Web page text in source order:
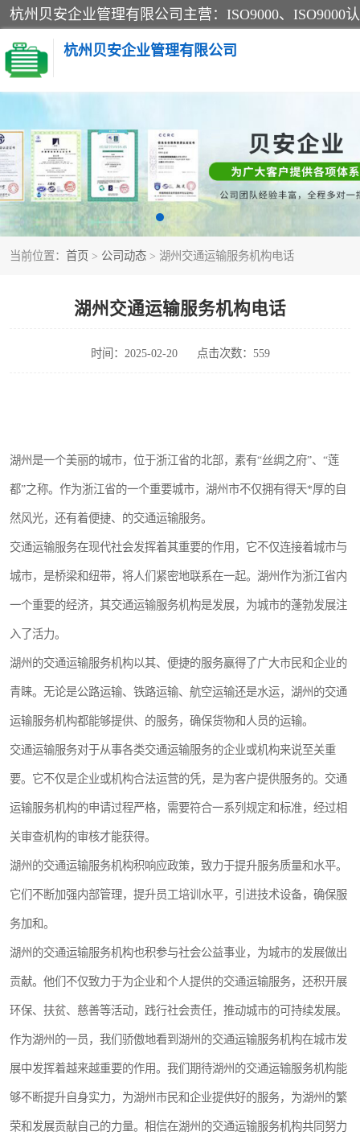
杭州贝安企业管理有限公司
当前位置： 首页 > 公司动态 > 湖州交通运输服务机构电话
湖州交通运输服务机构电话
时间：2025-02-20 点击次数：559
湖州是一个美丽的城市，位于浙江省的北部，素有“丝绸之府”、“莲
都”之称。作为浙江省的一个重要城市，湖州市不仅拥有得天*厚的自
然风光，还有着便捷、的交通运输服务。
交通运输服务在现代社会发挥着其重要的作用，它不仅连接着城市与
城市，是桥梁和纽带，将人们紧密地联系在一起。湖州作为浙江省内
一个重要的经济，其交通运输服务机构是发展，为城市的蓬勃发展注
入了活力。
湖州的交通运输服务机构以其、便捷的服务赢得了广大市民和企业的
青睐。无论是公路运输、铁路运输、航空运输还是水运，湖州的交通
运输服务机构都能够提供、的服务，确保货物和人员的运输。
交通运输服务对于从事各类交通运输服务的企业或机构来说至关重
要。它不仅是企业或机构合法运营的凭，是为客户提供服务的。交通
运输服务机构的申请过程严格，需要符合一系列规定和标准，经过相
关审查机构的审核才能获得。
湖州的交通运输服务机构积响应政策，致力于提升服务质量和水平。
它们不断加强内部管理，提升员工培训水平，引进技术设备，确保服
务加和。
湖州的交通运输服务机构也积参与社会公益事业，为城市的发展做出
贡献。他们不仅致力于为企业和个人提供的交通运输服务，还积开展
环保、扶贫、慈善等活动，践行社会责任，推动城市的可持续发展。
作为湖州的一员，我们骄傲地看到湖州的交通运输服务机构在城市发
展中发挥着越来越重要的作用。我们期待湖州的交通运输服务机构能
够不断提升自身实力，为湖州市民和企业提供好的服务，为湖州的繁
荣和发展贡献自己的力量。相信在湖州的交通运输服务机构共同努力
CE认证
SA认证
OHSAS18001认证
45001认证